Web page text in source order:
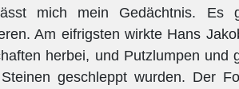
mich mein Gedächtnis. Es
Am eifrigsten wirkte Hans
herbei, und Putzlumpen und
geschleppt wurden. Der